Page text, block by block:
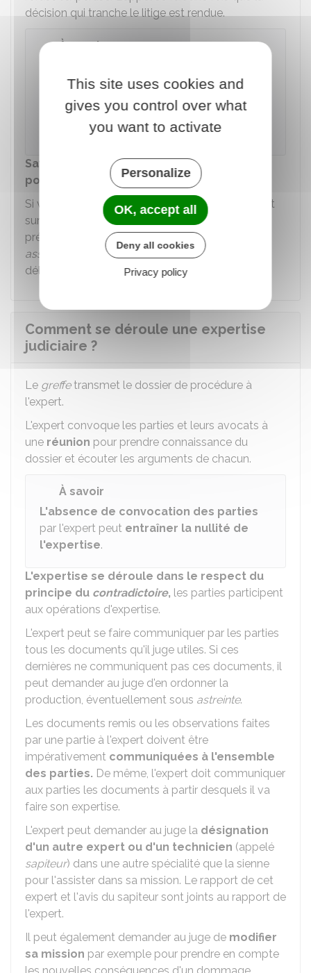
décision qui tranche le litige est rendue.
À savoir
légitime,vous pouvez faire appel de la
décision rendue en cours de procès avec
l'autorisation du premier président de la cour
Savoir comment faire appel d'une décision
pour motif grave et légitime
Si vous voulez faire appel de la décision statuant
sur l'expertise, vous devez saisir le premier
président de la cour d'appel en délivrant une
assignation
à votre adversaire. Elle doit être
délivrée dans le mois de la décision contestée.
Comment se déroule une expertise
judiciaire ?
Le greffetransmet le dossier de procédure à
l'expert.
L'expert convoque les parties et leurs avocats à
une réunion pour prendre connaissance du
dossier et écouter les arguments de chacun.
À savoir
L'absence de convocation des parties
par l'expert peut entraîner la nullité de
l'expertise.
L'expertise se déroule dans le respect du
principe du contradictoire, les parties participent
aux opérations d'expertise.
L'expert peut se faire communiquer par les parties
tous les documents qu'il juge utiles. Si ces
dernières ne communiquent pas ces documents, il
peut demander au juge d'en ordonner la
production, éventuellement sous astreinte.
Les documents remis ou les observations faites
par une partie à l'expert doivent être
impérativement communiquées à l'ensemble
des parties. De même, l'expert doit communiquer
aux parties les documents à partir desquels il va
faire son expertise.
L'expert peut demander au juge la désignation
d'un autre expert ou d'un technicien (appelé
sapiteur) dans une autre spécialité que la sienne
pour l'assister dans sa mission. Le rapport de cet
expert et l'avis du sapiteur sont joints au rapport de
l'expert.
Il peut également demander au juge de modifier
sa mission par exemple pour prendre en compte
This site uses cookies and
gives you control over what
you want to activate
Personalize
OK, accept all
Deny all cookies
Privacy policy